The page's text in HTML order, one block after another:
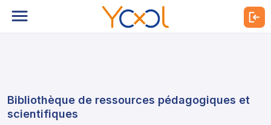
Bibliothèque de ressources pédagogiques et
scientifiques